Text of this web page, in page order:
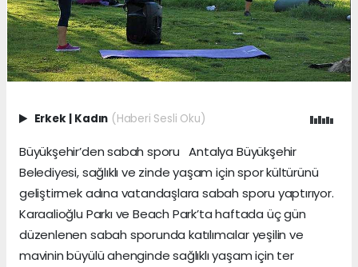
Erkek | Kadın (Haberi Sesli Oku)
Büyükşehir’den sabah sporu Antalya Büyükşehir
Belediyesi, sağlıklı ve zinde yaşam için spor kültürünü
geliştirmek adına vatandaşlara sabah sporu yaptırıyor.
Karaalioğlu Parkı ve Beach Park’ta haftada üç gün
düzenlenen sabah sporunda katılımcılar yeşilin ve
mavinin büyülü ahenginde sağlıklı yaşam için ter